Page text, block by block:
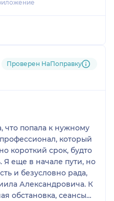
за всю
НаПоправку
Проверен НаПоправку
что попала к нужному
который
короткий срок, будто
Я еще в начале пути, но
и безусловно рада,
Александровича. К
обстановка, сеансы